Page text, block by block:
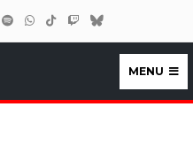
MENU